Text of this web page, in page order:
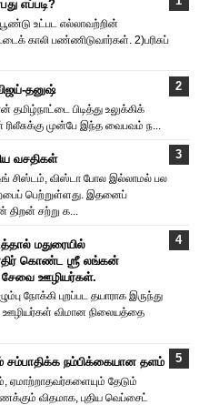
எப்படி?
உட்பட எல்லாவற்றின்
காலி பண்ணிடுவார்கள். 2)பரிசுப்
தனுஷ்
தமிழ்நாட்டை பிடித்து உலுக்கிக்
முன்பே இந்த வைபவம் ந...
வசதிகள்
சிஸ்டம், விஸ்டா போல இல்லாமல் பல
பெற்றுள்ளது. இதனைப்
திறன் சற்று க...
மதுரையில்
கொண்ட ஶ்ரீ லங்கன்
ஊழியர்கள்.
நோக்கி புறப்பட தயாராக இருந்து
விமான நிலையத்தை
நம்பிக்கையான தளம்
ஏமாற்றாதவர்களையும் தேடும்
விதமாக, புதிய வெப்சைட்